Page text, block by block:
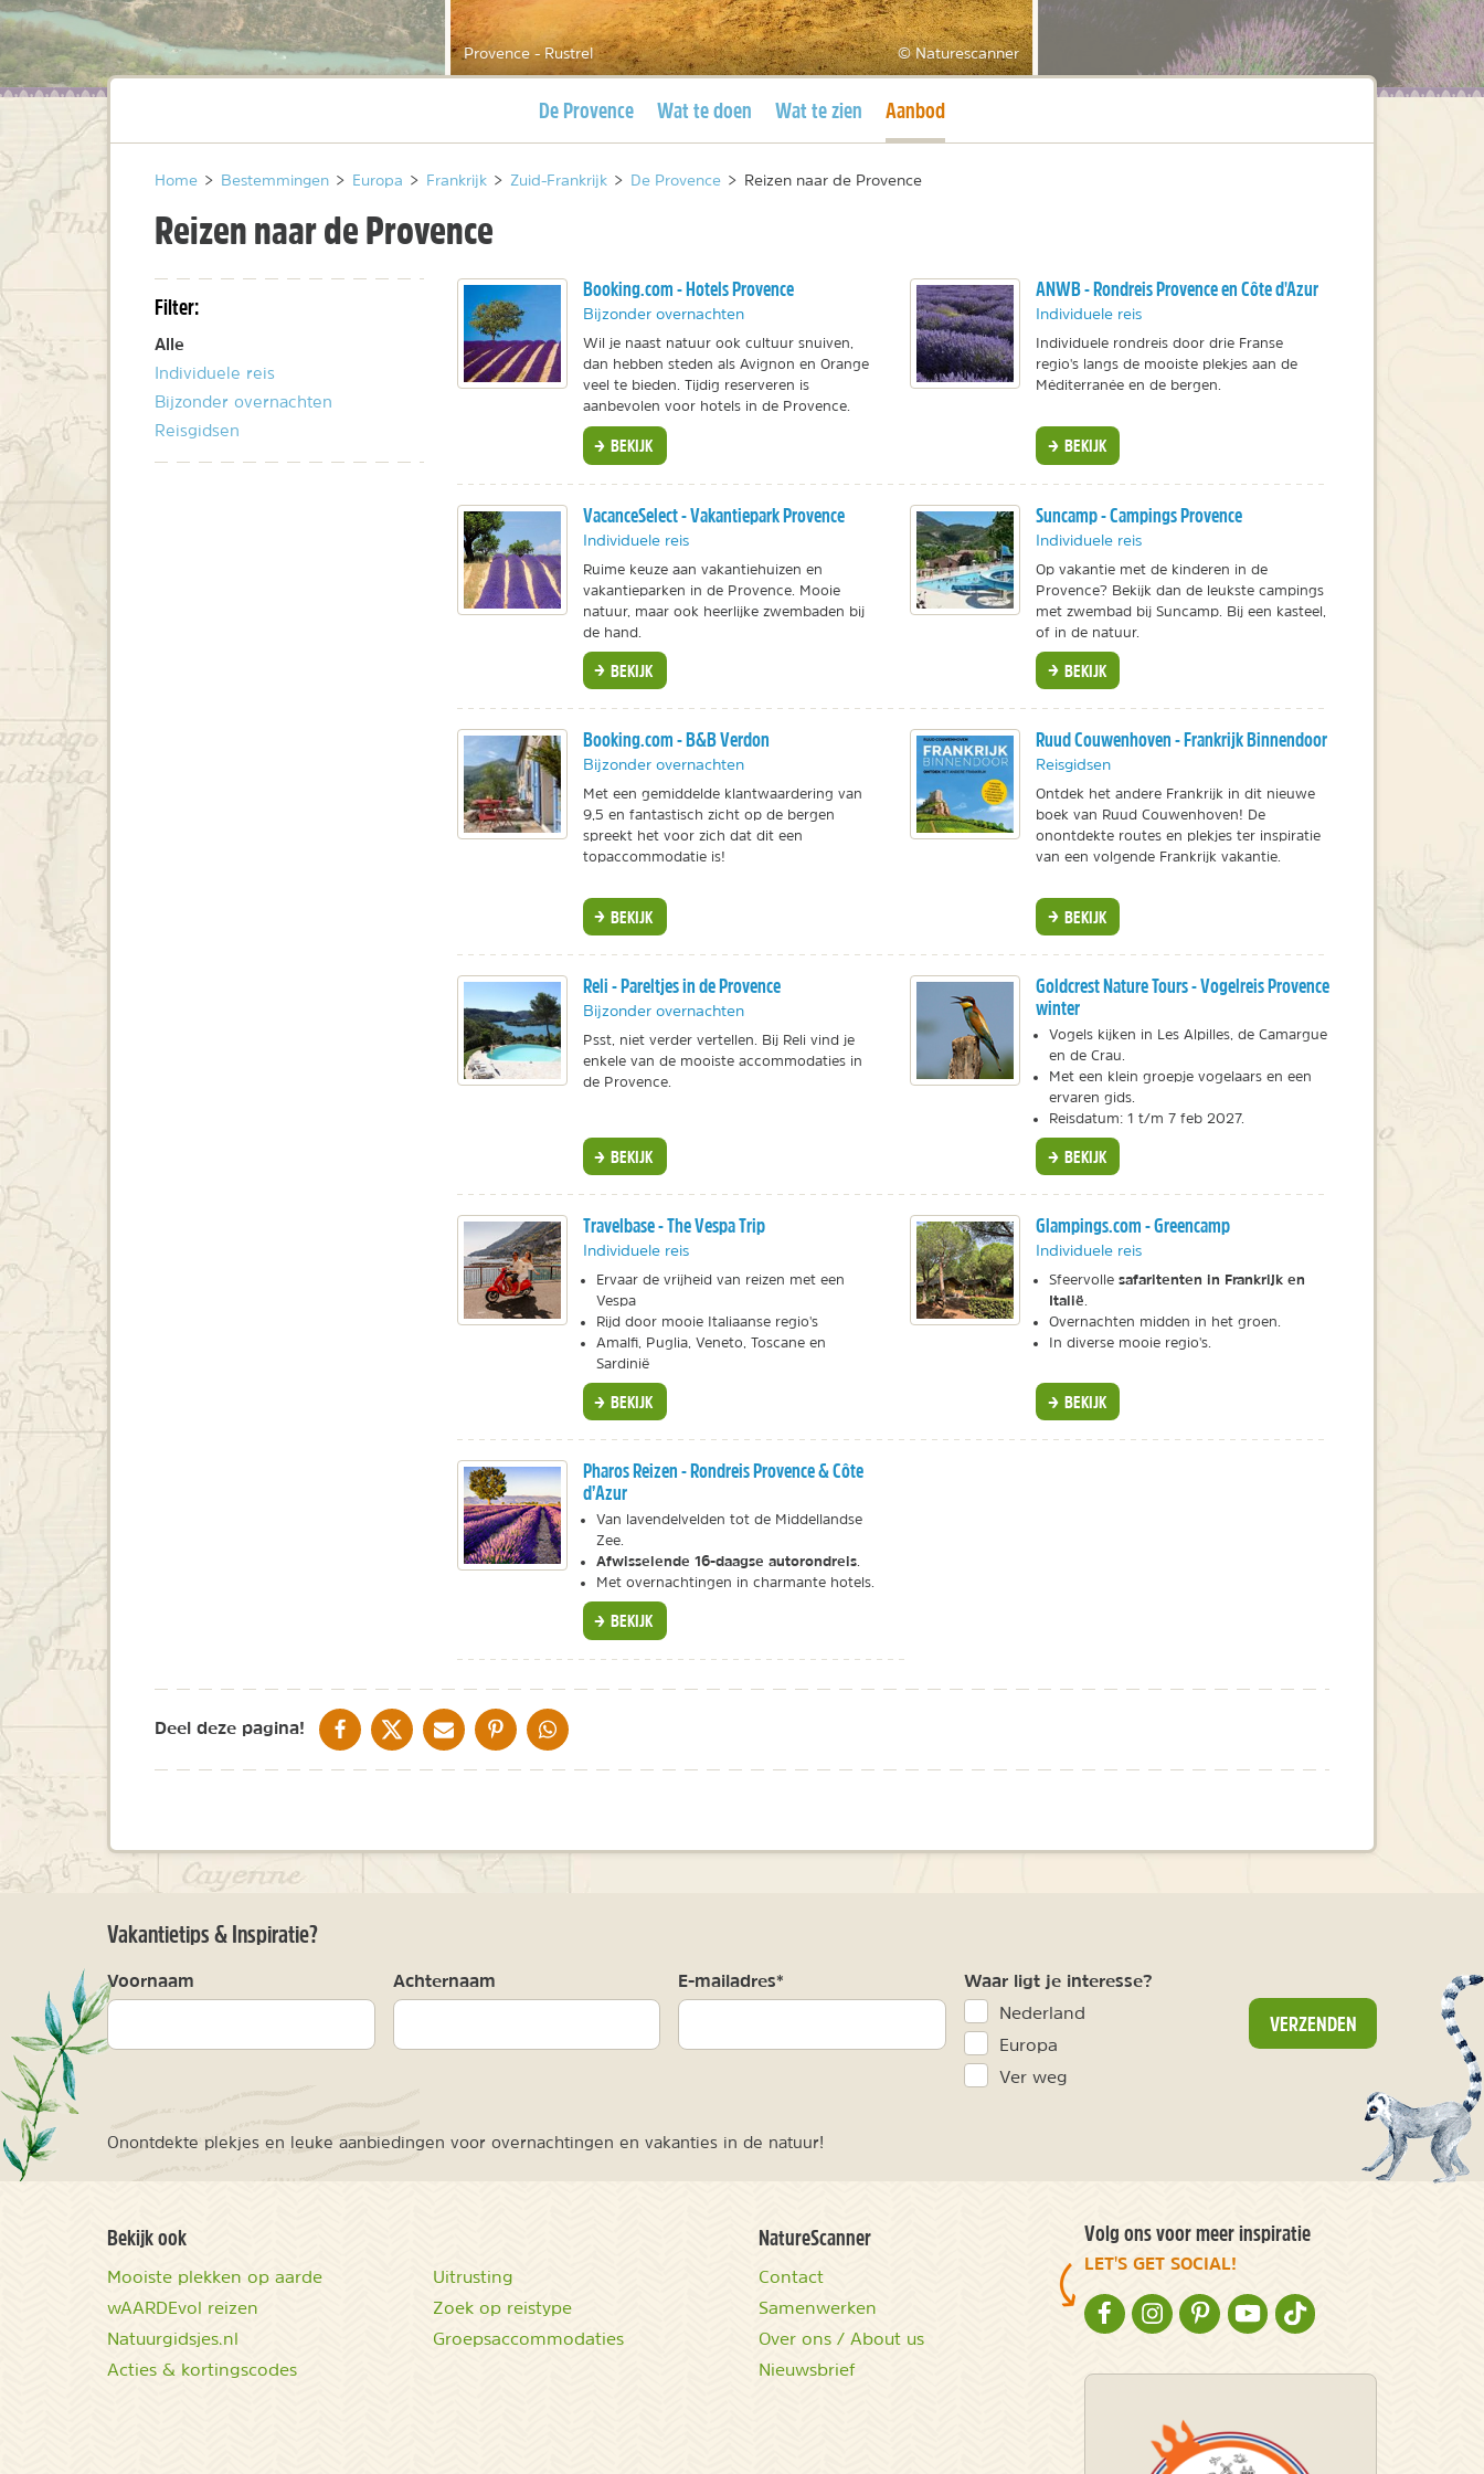
Provence - Rustrel © Naturescanner
Huidige pagina
De Provence Wat te doen Wat te zien Huidige pagina
Aanbod
Home > Bestemmingen > Europa > Frankrijk > Zuid-Frankrijk > De Provence > Reizen naar de Provence
Reizen naar de Provence
Filter:
Alle
Individuele reis
Bijzonder overnachten
Reisgidsen
Booking.com - Hotels Provence
Bijzonder overnachten
Wil je naast natuur ook cultuur snuiven,
dan hebben steden als Avignon en Orange
veel te bieden. Tijdig reserveren is
aanbevolen voor hotels in de Provence.
BEKIJK
ANWB - Rondreis Provence en Côte d'Azur
Individuele reis
Individuele rondreis door drie Franse
regio's langs de mooiste plekjes aan de
Méditerranée en de bergen.
BEKIJK
VacanceSelect - Vakantiepark Provence
Individuele reis
Ruime keuze aan vakantiehuizen en
vakantieparken in de Provence. Mooie
natuur, maar ook heerlijke zwembaden bij
de hand.
BEKIJK
Suncamp - Campings Provence
Individuele reis
Op vakantie met de kinderen in de
Provence? Bekijk dan de leukste campings
met zwembad bij Suncamp. Bij een kasteel,
of in de natuur.
BEKIJK
Booking.com - B&B Verdon
Bijzonder overnachten
Met een gemiddelde klantwaardering van
9,5 en fantastisch zicht op de bergen
spreekt het voor zich dat dit een
topaccommodatie is!
BEKIJK
Ruud Couwenhoven - Frankrijk Binnendoor
Reisgidsen
Ontdek het andere Frankrijk in dit nieuwe
boek van Ruud Couwenhoven! De
onontdekte routes en plekjes ter inspiratie
van een volgende Frankrijk vakantie.
BEKIJK
Reli - Pareltjes in de Provence
Bijzonder overnachten
Psst, niet verder vertellen. Bij Reli vind je
enkele van de mooiste accommodaties in
de Provence.
BEKIJK
Goldcrest Nature Tours - Vogelreis Provence
winter
Vogels kijken in Les Alpilles, de Camargue
en de Crau.
Met een klein groepje vogelaars en een
ervaren gids.
Reisdatum: 1 t/m 7 feb 2027.
BEKIJK
Travelbase - The Vespa Trip
Individuele reis
Ervaar de vrijheid van reizen met een
Vespa
Rijd door mooie Italiaanse regio's
Amalfi, Puglia, Veneto, Toscane en
Sardinië
BEKIJK
Glampings.com - Greencamp
Individuele reis
Sfeervolle safaritenten in Frankrijk en
Italië
Overnachten midden in het groen.
In diverse mooie regio's.
BEKIJK
Pharos Reizen - Rondreis Provence & Côte
d’Azur
Van lavendelvelden tot de Middellandse
Zee.
Afwisselende 16-daagse autorondreis.
Met overnachtingen in charmante hotels.
BEKIJK
Deel deze pagina! DELEN OP FACEBOOK
DELEN OP XDELEN VIA DE MAIL
DELEN OP PINTEREST
DELEN OP WHATSAPP
Vakantietips & Inspiratie?
Voornaam Achternaam E-mailadres* Waar ligt je interesse?
Nederland
Europa
Ver weg
VERZENDEN
Onontdekte plekjes en leuke aanbiedingen voor overnachtingen en vakanties in de natuur!
Bekijk ook
Mooiste plekken op aarde
wAARDEvol reizen
Natuurgidsjes.nl
Acties & kortingscodes
Uitrusting
Zoek op reistype
Groepsaccommodaties
NatureScanner
Contact
Samenwerken
Over ons / About us
Nieuwsbrief
Volg ons voor meer inspiratie
LET'S GET SOCIAL!
NATURESCANNER OP FACEBOOK
NATURESCANNER OP INSTAGRAM
NATURESCANNER OP PINTEREST
NATURESCANNER OP YOUTUBE
NATURESCANNER OP